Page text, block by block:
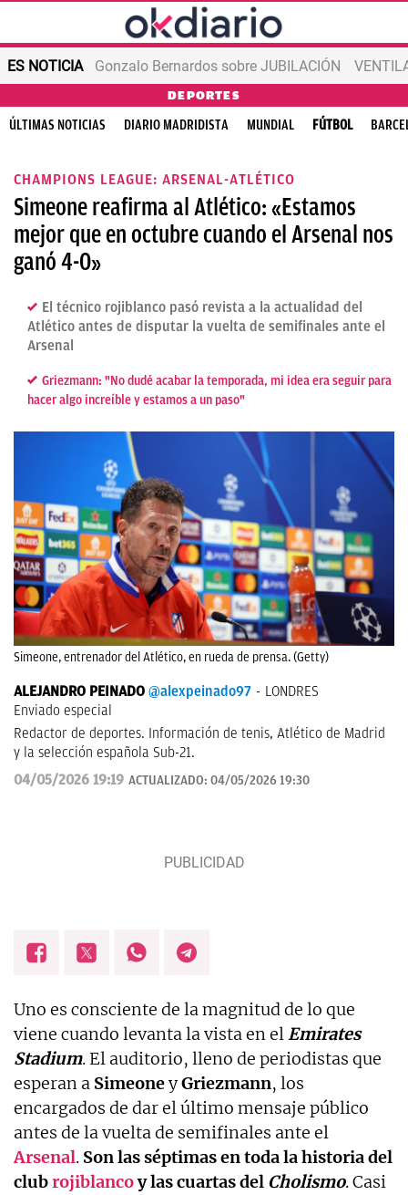
ES NOTICIA Gonzalo Bernardos sobre JUBILACIÓN
DEPORTES
ÚLTIMAS NOTICIAS DIARIO MADRIDISTA MUNDIAL FÚTBOL
CHAMPIONS LEAGUE: ARSENAL-ATLÉTICO
Simeone reafirma al Atlético: «Estamos
mejor que en octubre cuando el Arsenal nos
ganó 4-0»
El técnico rojiblanco pasó revista a la actualidad del
Atlético antes de disputar la vuelta de semifinales ante el
Arsenal
Griezmann: "No dudé acabar la temporada, mi idea era seguir para
hacer algo increíble y estamos a un paso"
Simeone, entrenador del Atlético, en rueda de prensa. (Getty)
ALEJANDRO PEINADO @alexpeinado97
LONDRES
Enviado especial
Redactor de deportes. Información de tenis, Atlético de Madrid
y la selección española Sub-21.
04/05/2026 19:19 ACTUALIZADO: 04/05/2026 19:30
Uno es consciente de la magnitud de lo que
viene cuando levanta la vista en elEmirates
Stadium. El auditorio, lleno de periodistas que
esperan a SimeoneyGriezmann, los
encargados de dar el último mensaje público
antes de la vuelta de semifinales ante el
Arsenal. Son las séptimas en toda la historia del
clubrojiblancoy las cuartas del Cholismo. Casi